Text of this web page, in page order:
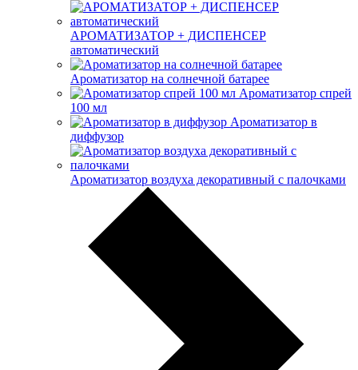
АРОМАТИЗАТОР + ДИСПЕНСЕР
автоматический
Ароматизатор на солнечной батарее
Ароматизатор спрей
100 мл
Ароматизатор в
диффузор
Ароматизатор воздуха декоративный с палочками